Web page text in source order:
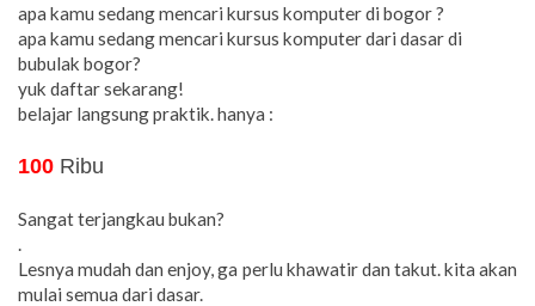
apa kamu sedang mencari kursus komputer di bogor ?
apa kamu sedang mencari kursus komputer dari dasar di
bubulak bogor?
yuk daftar sekarang!
belajar langsung praktik. hanya :
100 Ribu
Sangat terjangkau bukan?
.
Lesnya mudah dan enjoy, ga perlu khawatir dan takut. kita akan
mulai semua dari dasar.